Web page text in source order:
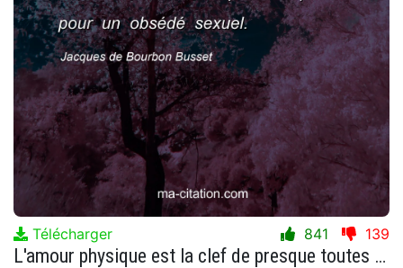
Télécharger 841 139
L'amour physique est la clef de presque toutes les vies. On le sait, on n'ose le dire, de peur de passer pour un obsÃ©dÃ© sexuel.